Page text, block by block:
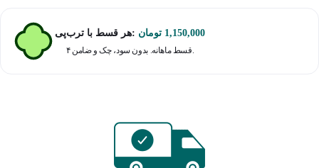
هر قسط با ترب‌پی: 1,150,000 تومان